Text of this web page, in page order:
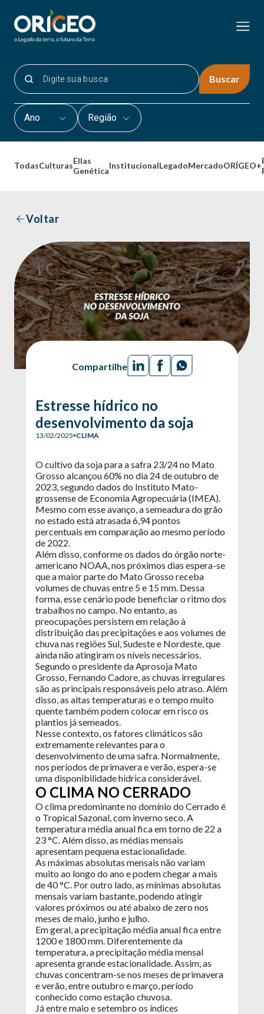
Buscar
Ano Região
TodasCulturasEllas
GenéticaInstitucionalLegadoMercadoORÍGEO+
Voltar
Compartilhe
Estresse hídrico no
desenvolvimento da soja
13/02/2025 CLIMA
O cultivo da soja para a safra 23/24 no Mato
Grosso alcançou 60% no dia 24 de outubro de
2023, segundo dados do Instituto Mato-
grossense de Economia Agropecuária (IMEA).
Mesmo com esse avanço, a semeadura do grão
no estado está atrasada 6,94 pontos
percentuais em comparação ao mesmo período
de 2022.
Além disso, conforme os dados do órgão norte-
americano NOAA, nos próximos dias espera-se
que a maior parte do Mato Grosso receba
volumes de chuvas entre 5 e 15 mm. Dessa
forma, esse cenário pode beneficiar o ritmo dos
trabalhos no campo. No entanto, as
preocupações persistem em relação à
distribuição das precipitações e aos volumes de
chuva nas regiões Sul, Sudeste e Nordeste, que
ainda não atingiram os níveis necessários.
Segundo o presidente da Aprosoja Mato
Grosso, Fernando Cadore, as chuvas irregulares
são as principais responsáveis pelo atraso. Além
disso, as altas temperaturas e o tempo muito
quente também podem colocar em risco os
plantios já semeados.
Nesse contexto, os fatores climáticos são
extremamente relevantes para o
desenvolvimento de uma safra. Normalmente,
nos períodos de primavera e verão, espera-se
uma disponibilidade hídrica considerável.
O CLIMA NO CERRADO
O clima predominante no domínio do Cerrado é
o Tropical Sazonal, com inverno seco. A
temperatura média anual fica em torno de 22 a
23 °C. Além disso, as médias mensais
apresentam pequena estacionalidade.
As máximas absolutas mensais não variam
muito ao longo do ano e podem chegar a mais
de 40 °C. Por outro lado, as mínimas absolutas
mensais variam bastante, podendo atingir
valores próximos ou até abaixo de zero nos
meses de maio, junho e julho.
Em geral, a precipitação média anual fica entre
1200 e 1800 mm. Diferentemente da
temperatura, a precipitação média mensal
apresenta grande estacionalidade. Assim, as
chuvas concentram-se nos meses de primavera
e verão, entre outubro e março, período
conhecido como estação chuvosa.
Já entre maio e setembro os índices